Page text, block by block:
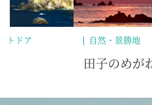
自然・景勝地
田子のめがねっちょ